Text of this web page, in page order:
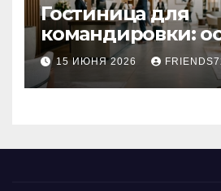
Гостиница для
командировки:
критерии выбора
15 ИЮНЯ 2026